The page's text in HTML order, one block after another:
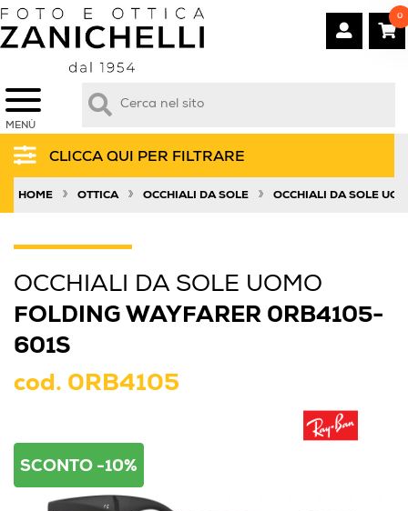
MENÙ
0
CLICCA QUI PER FILTRARE
HOME » OTTICA » OCCHIALI DA SOLE » OCCHIALI DA SOLE
OCCHIALI DA SOLE UOMO
FOLDING WAYFARER 0RB4105-
601S
cod. 0RB4105
SCONTO -10%